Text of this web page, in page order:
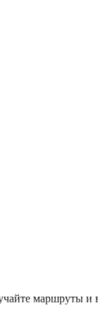
маршруты